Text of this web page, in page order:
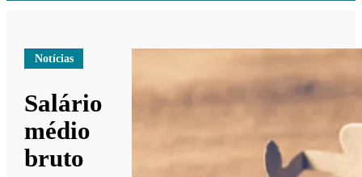
Notícias
Salário
médio
bruto